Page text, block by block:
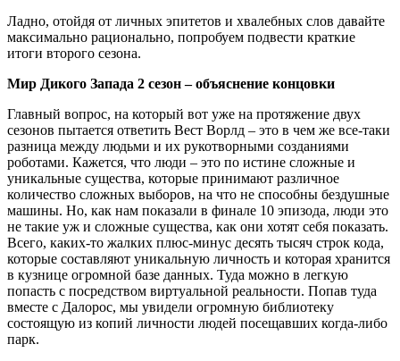
Ладно, отойдя от личных эпитетов и хвалебных слов давайте
максимально рационально, попробуем подвести краткие
итоги второго сезона.
Мир Дикого Запада 2 сезон – объяснение концовки
Главный вопрос, на который вот уже на протяжение двух
сезонов пытается ответить Вест Ворлд – это в чем же все-таки
разница между людьми и их рукотворными созданиями
роботами. Кажется, что люди – это по истине сложные и
уникальные существа, которые принимают различное
количество сложных выборов, на что не способны бездушные
машины. Но, как нам показали в финале 10 эпизода, люди это
не такие уж и сложные существа, как они хотят себя показать.
Всего, каких-то жалких плюс-минус десять тысяч строк кода,
которые составляют уникальную личность и которая хранится
в кузнице огромной базе данных. Туда можно в легкую
попасть с посредством виртуальной реальности. Попав туда
вместе с Далорос, мы увидели огромную библиотеку
состоящую из копий личности людей посещавших когда-либо
парк.